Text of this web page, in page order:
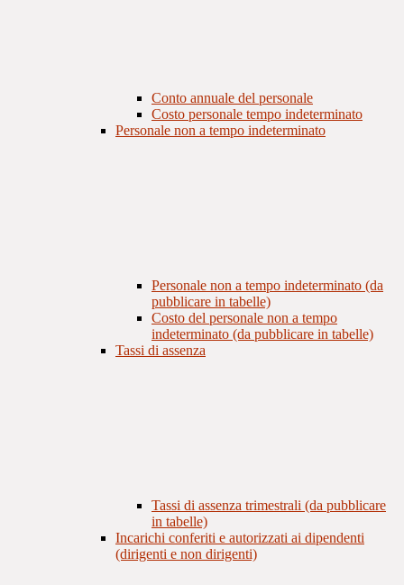
Conto annuale del personale
Costo personale tempo indeterminato
Personale non a tempo indeterminato
Personale non a tempo indeterminato (da
pubblicare in tabelle)
Costo del personale non a tempo
indeterminato (da pubblicare in tabelle)
Tassi di assenza
Tassi di assenza trimestrali (da pubblicare
in tabelle)
Incarichi conferiti e autorizzati ai dipendenti
(dirigenti e non dirigenti)